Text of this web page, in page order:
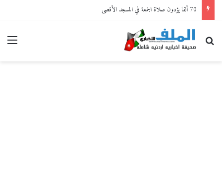
70 ألفا يؤدون صلاة الجمعة في المسجد الأقصى
بحث عن